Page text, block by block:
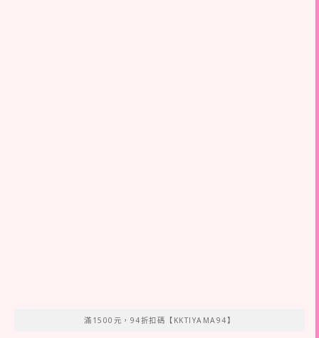
滿1500元，94折扣碼【KKTIYAMA94】